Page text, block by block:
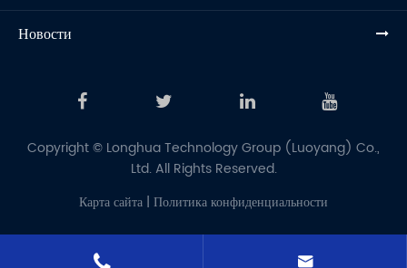
Новости
Copyright © Longhua Technology Group (Luoyang) Co.,
Ltd.All Rights Reserved.
Карта сайта | Политика конфиденциальности
 